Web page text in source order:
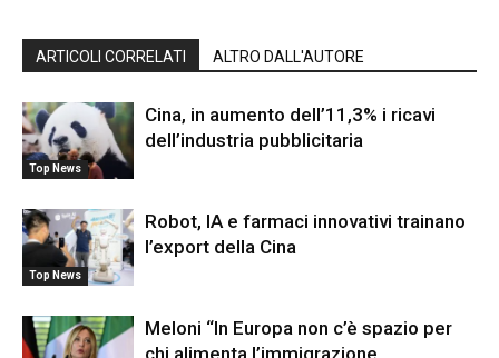
ARTICOLI CORRELATI ALTRO DALL'AUTORE
Top News
Cina, in aumento dell’11,3% i ricavi
dell’industria pubblicitaria
Top News
Robot, IA e farmaci innovativi trainano
l’export della Cina
Meloni “In Europa non c’è spazio per